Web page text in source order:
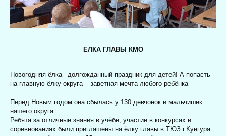
ЕЛКА ГЛАВЫ КМО
Новогодняя ёлка –долгожданный праздник для детей! А попасть
на главную ëлку округа – заветная мечта любого ребёнка
Перед Новым годом она сбылась у 130 девчонок и мальчишек
нашего округа.
Ребята за отличные знания в учёбе, участие в конкурсах и
соревнованиях были приглашены на ёлку главы в ТЮЗ г.Кунгура